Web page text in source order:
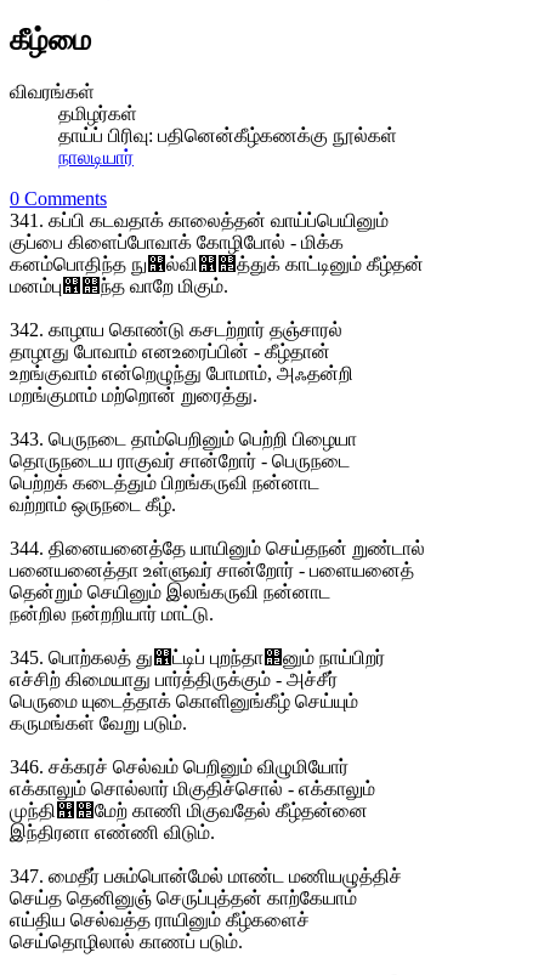
கீழ்மை
விவரங்கள்
தமிழர்கள்
தாய்ப் பிரிவு: பதினென்கீழ்கணக்கு நூல்கள்
நாலடியார்
0 Comments
341. கப்பி கடவதாக் காலைத்தன் வாய்ப்பெயினும்
குப்பை கிளைப்போவாக் கோழிபோல் - மிக்க
கனம்பொதிந்த நு஡ல்வி஡஢த்துக் காட்டினும் கீழ்தன்
மனம்பு஡஢ந்த வாறே மிகும்.
342. காழாய கொண்டு கசடற்றார் தஞ்சாரல்
தாழாது போவாம் எனஉரைப்பின் - கீழ்தான்
உறங்குவாம் என்றெழுந்து போமாம், அஃதன்றி
மறங்குமாம் மற்றொன் றுரைத்து.
343. பெருநடை தாம்பெறினும் பெற்றி பிழையா
தொருநடைய ராகுவர் சான்றோர் - பெருநடை
பெற்றக் கடைத்தும் பிறங்கருவி நன்னாட
வற்றாம் ஒருநடை கீழ்.
344. தினையனைத்தே யாயினும் செய்தநன் றுண்டால்
பனையனைத்தா உள்ளுவர் சான்றோர் - பளையனைத்
தென்றும் செயினும் இலங்கருவி நன்னாட
நன்றில நன்றறியார் மாட்டு.
345. பொற்கலத் து஡ட்டிப் புறந்தா஢னும் நாய்பிறர்
எச்சிற் கிமையாது பார்த்திருக்கும் - அச்சீர்
பெருமை யுடைத்தாக் கொளினுங்கீழ் செய்யும்
கருமங்கள் வேறு படும்.
346. சக்கரச் செல்வம் பெறினும் விழுமியோர்
எக்காலும் சொல்லார் மிகுதிச்சொல் - எக்காலும்
முந்தி஡஢மேற் காணி மிகுவதேல் கீழ்தன்னை
இந்திரனா எண்ணி விடும்.
347. மைதீர் பசும்பொன்மேல் மாண்ட மணியழுத்திச்
செய்த தெனினுஞ் செருப்புத்தன் காற்கேயாம்
எய்திய செல்வத்த ராயினும் கீழ்களைச்
செய்தொழிலால் காணப் படும்.